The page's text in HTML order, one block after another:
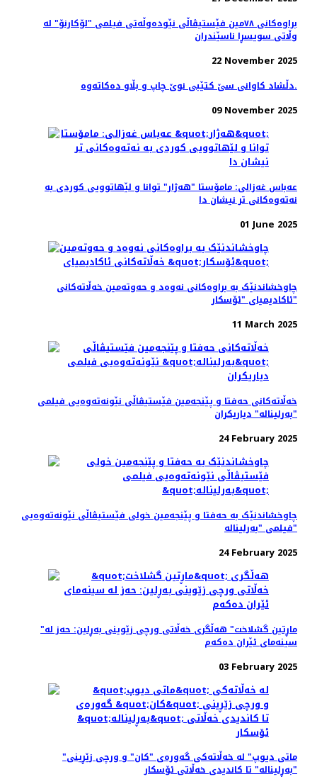
براوه‌کانی ٧٨مین فێستیڤاڵی نێوده‌وڵه‌تی فیلمی "لۆکارنۆ" له
وڵاتی سویسڕا ناسێندران
22 November 2025
دڵشاد کاوانى سێ کتێبى نوێ چاپ و بڵاو دەکاتەوە.
09 November 2025
عەباس غەزالی: مامۆستا "هەژار" توانا و لێهاتوویی کوردی به
نەتەوەکانی تر نیشان دا
01 June 2025
چاوخشاندنێک به براوه‌کانی نه‌وه‌د و حه‌و‌ته‌مین خه‌ڵاته‌کانی
ئاکادیمیای "ئۆسکار"
11 March 2025
خه‌ڵاته‌کانی حه‌فتا و پێنجه‌مین فێستیڤاڵی نێونه‌ته‌وه‌یی فیلمی
"بەرلیناله" دیاریکران
24 February 2025
چاوخشاندنێک به حه‌فتا و پێنجه‌مین خولی فێستیڤاڵی نێونه‌ته‌وه‌یی
فیلمی "بەرلیناله"
24 February 2025
"ماڕتین گشلاخت" هە‌ڵگری خه‌ڵاتی ورچی زێوینی بەڕلین: حه‌ز له
سینه‌مای ئێران ده‌که‌م
03 February 2025
"ماتی دیوپ" لە خه‌ڵاته‌کی گه‌وره‌ی "کان" و ورچی زێڕینی
"بەڕلیناله" تا کاندیدی خه‌ڵاتی ئۆسکار